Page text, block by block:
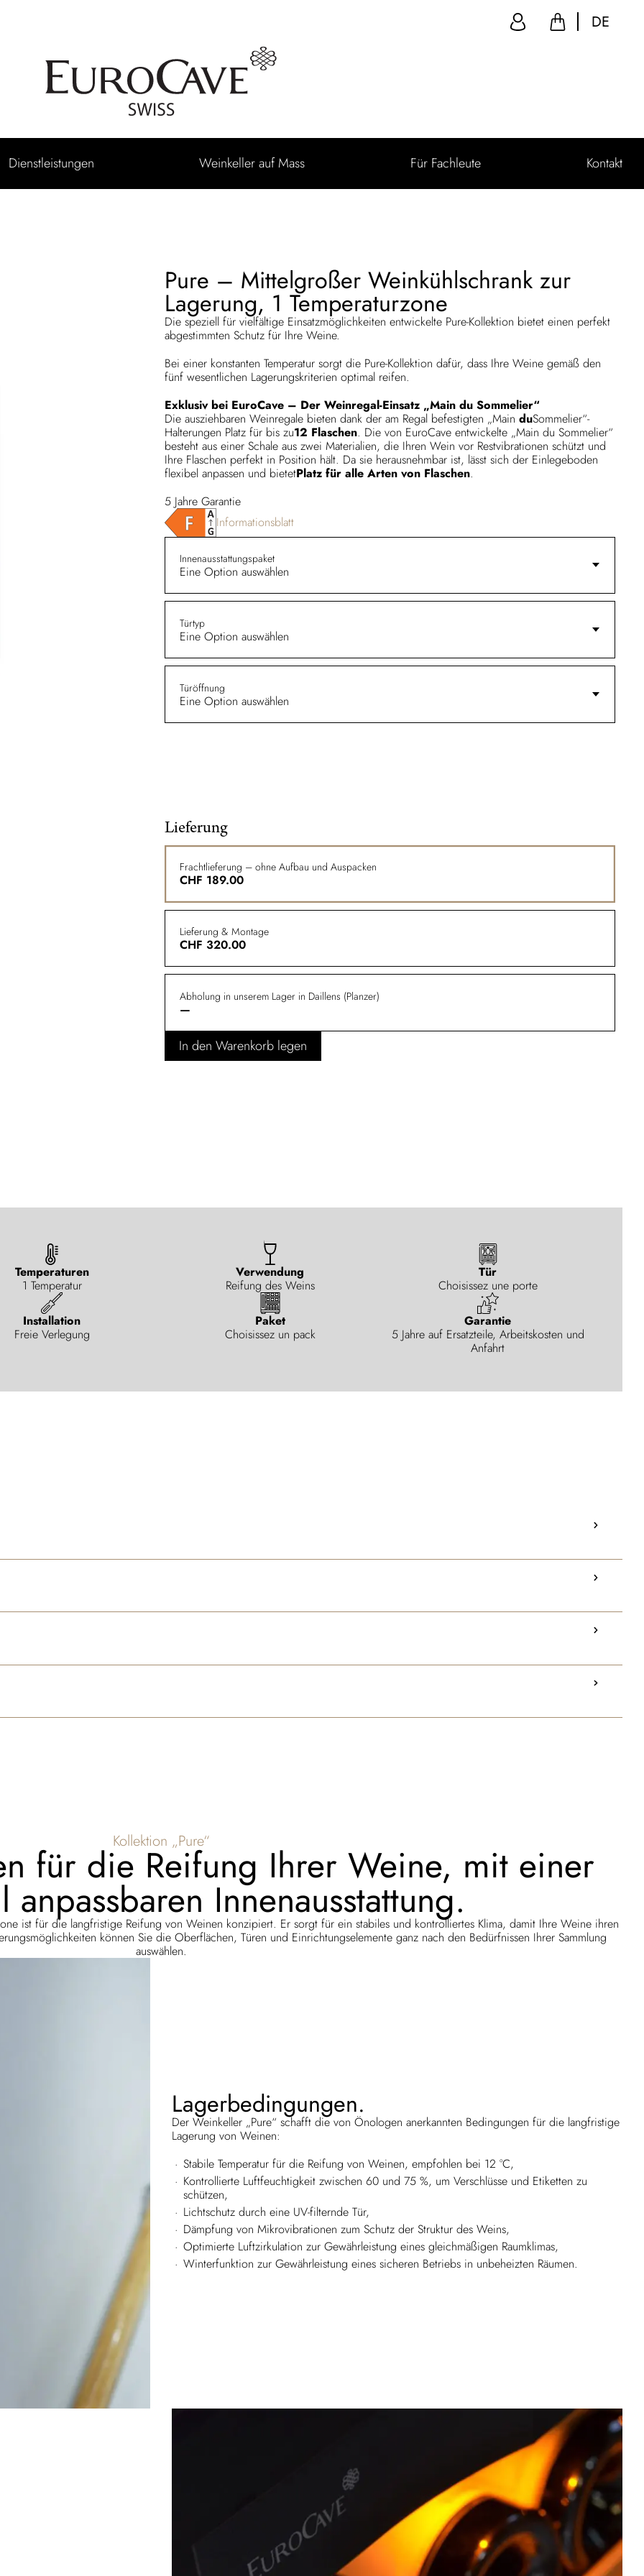
DE
Dienstleistungen Weinkeller auf Mass Für Fachleute Kontakt
Pure – Mittelgroßer Weinkühlschrank zur
Lagerung, 1 Temperaturzone
Die speziell für vielfältige Einsatzmöglichkeiten entwickelte Pure-Kollektion bietet einen perfekt
abgestimmten Schutz für Ihre Weine.
Bei einer konstanten Temperatur sorgt die Pure-Kollektion dafür, dass Ihre Weine gemäß den
fünf wesentlichen Lagerungskriterien optimal reifen.
Exklusiv bei EuroCave – Der Weinregal-Einsatz „Main du Sommelier“
Die ausziehbaren Weinregale bieten dank der am Regal befestigten „Main duSommelier“-
Halterungen Platz für bis zu12 Flaschen. Die von EuroCave entwickelte „Main du Sommelier“
besteht aus einer Schale aus zwei Materialien, die Ihren Wein vor Restvibrationen schützt und
Ihre Flaschen perfekt in Position hält. Da sie herausnehmbar ist, lässt sich der Einlegeboden
flexibel anpassen und bietetPlatz für alle Arten von Flaschen.
5 Jahre Garantie
Informationsblatt
Innenausstattungspaket
Eine Option auswählen
Türtyp
Eine Option auswählen
Türöffnung
Eine Option auswählen
Lieferung
Frachtlieferung – ohne Aufbau und Auspacken
CHF 189.00
Lieferung & Montage
CHF 320.00
Abholung in unserem Lager in Daillens (Planzer)
—
In den Warenkorb legen
Temperaturen
1 Temperatur
Verwendung
Reifung des Weins
Tür
Choisissez une porte
Installation
Freie Verlegung
Paket
Choisissez un pack
Garantie
5 Jahre auf Ersatzteile, Arbeitskosten und
Anfahrt
Kollektion „Pure“
für die Reifung Ihrer Weine, mit einer
Innenausstattung.
ist für die langfristige Reifung von Weinen konzipiert. Er sorgt für ein stabiles und kontrolliertes Klima, damit Ihre Weine ihren
können Sie die Oberflächen, Türen und Einrichtungselemente ganz nach den Bedürfnissen Ihrer Sammlung
auswählen.
Lagerbedingungen.
Der Weinkeller „Pure“ schafft die von Önologen anerkannten Bedingungen für die langfristige
Lagerung von Weinen:
Stabile Temperatur für die Reifung von Weinen, empfohlen bei 12 °C,
Kontrollierte Luftfeuchtigkeit zwischen 60 und 75 %, um Verschlüsse und Etiketten zu
schützen,
Lichtschutz durch eine UV-filternde Tür,
Dämpfung von Mikrovibrationen zum Schutz der Struktur des Weins,
Optimierte Luftzirkulation zur Gewährleistung eines gleichmäßigen Raumklimas,
Winterfunktion zur Gewährleistung eines sicheren Betriebs in unbeheizten Räumen.